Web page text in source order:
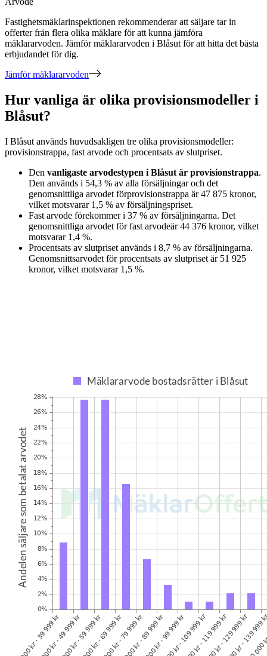
Fastighetsmäklarinspektionen rekommenderar att säljare tar in
offerter från flera olika mäklare för att kunna jämföra
mäklararvoden. Jämför mäklararvoden i Blåsut för att hitta det bästa
erbjudandet för dig.
Jämför mäklararvoden
Hur vanliga är olika provisionsmodeller i
Blåsut?
I Blåsut används huvudsakligen tre olika provisionsmodeller:
provisionstrappa, fast arvode och procentsats av slutpriset.
Den vanligaste arvodestypen i Blåsut är provisionstrappa.
Den används i 54,3 % av alla försäljningar och det
genomsnittliga arvodet förprovisionstrappa är 47 875 kronor,
vilket motsvarar 1,5 % av försäljningspriset.
Fast arvode förekommer i 37 % av försäljningarna. Det
genomsnittliga arvodet för fast arvodeär 44 376 kronor, vilket
motsvarar 1,4 %.
Procentsats av slutpriset används i 8,7 % av försäljningarna.
Genomsnittsarvodet för procentsats av slutpriset är 51 925
kronor, vilket motsvarar 1,5 %.